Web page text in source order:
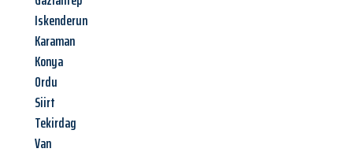
Iskenderun
Karaman
Konya
Ordu
Siirt
Tekirdag
Van